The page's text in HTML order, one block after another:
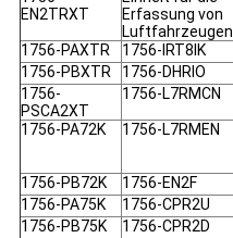
EN2TRXT
Erfassung von
Luftfahrzeugen
1756-PAXTR 1756-IRT8IK
1756-PBXTR
1756-DHRIO
1756-
PSCA2XT
1756-L7RMCN
1756-PA72K
1756-L7RMEN
1756-PB72K 1756-EN2F
1756-PA75K
1756-CPR2U
1756-PB75K
1756-CPR2D